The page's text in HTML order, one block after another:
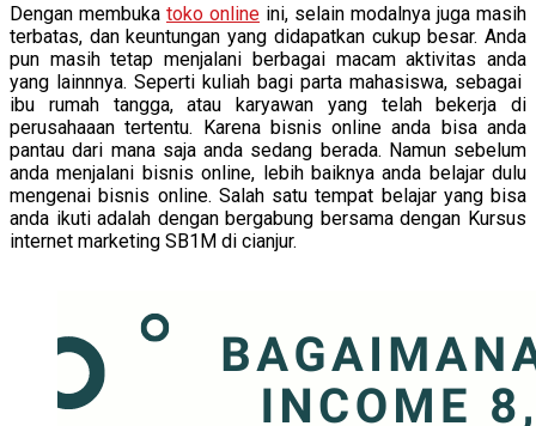
Dengan membuka toko online ini, selain modalnya juga masih
terbatas, dan keuntungan yang didapatkan cukup besar. Anda
pun masih tetap menjalani berbagai macam aktivitas anda
yang lainnnya. Seperti kuliah bagi parta mahasiswa, sebagai
ibu rumah tangga, atau karyawan yang telah bekerja di
perusahaaan tertentu. Karena bisnis online anda bisa anda
pantau dari mana saja anda sedang berada. Namun sebelum
anda menjalani bisnis online, lebih baiknya anda belajar dulu
mengenai bisnis online. Salah satu tempat belajar yang bisa
anda ikuti adalah dengan bergabung bersama dengan Kursus
internet marketing SB1M di cianjur.